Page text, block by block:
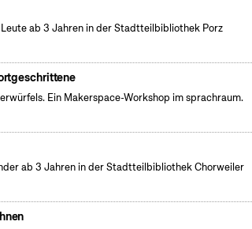
ab 3 Jahren in der Stadtteilbibliothek Porz
Ein Makerspace-Workshop im sprachraum.
ab 3 Jahren in der Stadtteilbibliothek Chorweiler